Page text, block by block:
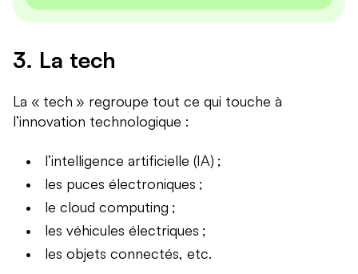
3. La tech
La « tech » regroupe tout ce qui touche à
l’innovation technologique :
l’intelligence artificielle (IA) ;
les puces électroniques ;
le cloud computing ;
les véhicules électriques ;
les objets connectés, etc.